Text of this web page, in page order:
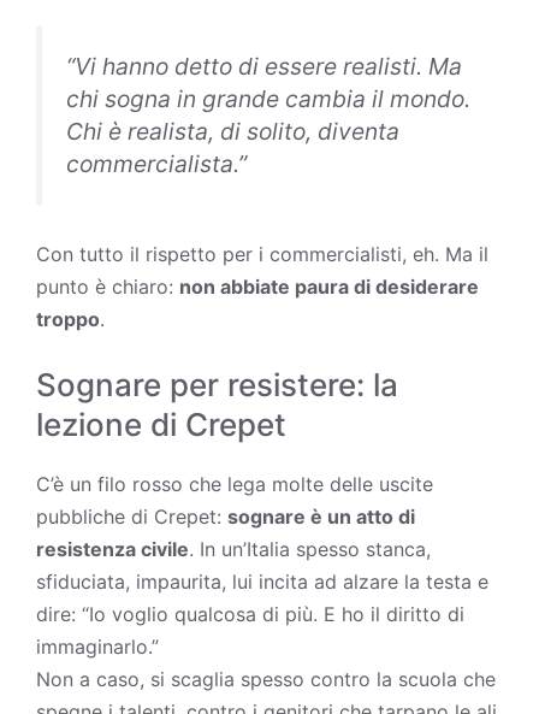
“Vi hanno detto di essere realisti. Ma
chi sogna in grande cambia il mondo.
Chi è realista, di solito, diventa
commercialista.”
Con tutto il rispetto per i commercialisti, eh. Ma il
punto è chiaro: non abbiate paura di desiderare
troppo.
Sognare per resistere: la
lezione di Crepet
C’è un filo rosso che lega molte delle uscite
pubbliche di Crepet: sognare è un atto di
resistenza civile. In un’Italia spesso stanca,
sfiduciata, impaurita, lui incita ad alzare la testa e
dire: “Io voglio qualcosa di più. E ho il diritto di
immaginarlo.”
Non a caso, si scaglia spesso contro la scuola che